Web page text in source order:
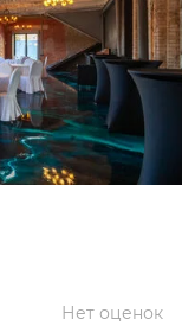
Нет оценок